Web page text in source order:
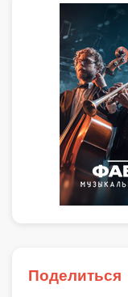
Поделиться